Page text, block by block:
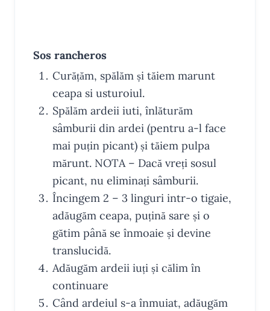
Sos rancheros
Curățăm, spălăm și tăiem marunt
ceapa si usturoiul.
Spălăm ardeii iuti, înlăturăm
sâmburii din ardei (pentru a-l face
mai puțin picant) și tăiem pulpa
mărunt. NOTA – Dacă vreți sosul
picant, nu eliminați sâmburii.
Încingem 2 – 3 linguri intr-o tigaie,
adăugăm ceapa, puțină sare și o
gătim până se înmoaie și devine
translucidă.
Adăugăm ardeii iuți și călim în
continuare
Când ardeiul s-a înmuiat, adăugăm